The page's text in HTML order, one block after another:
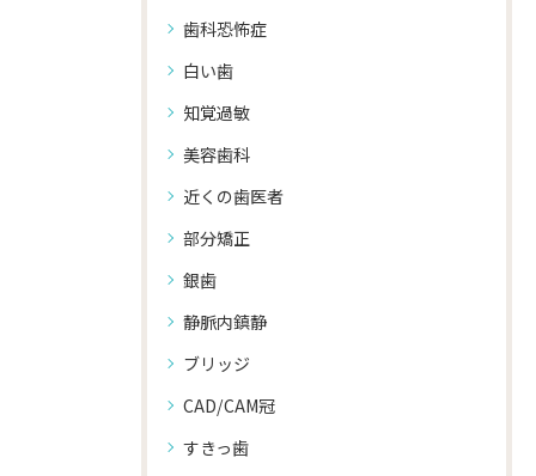
歯科恐怖症
白い歯
知覚過敏
美容歯科
近くの歯医者
部分矯正
銀歯
静脈内鎮静
ブリッジ
CAD/CAM冠
すきっ歯